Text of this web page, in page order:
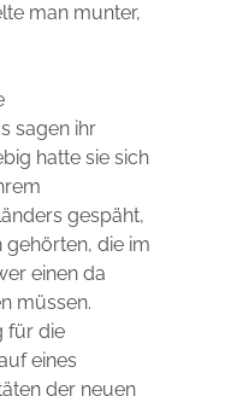
man munter,
sagen ihr
hatte sie sich
gespäht,
gehörten, die im
einen da
müssen.
für die
eines
der neuen